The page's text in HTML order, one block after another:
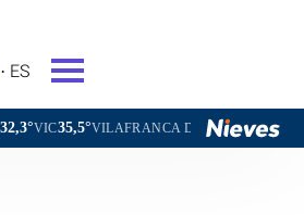
ES
VILAFRANCA DEL PENEDÈS31,8°VILANOVA I